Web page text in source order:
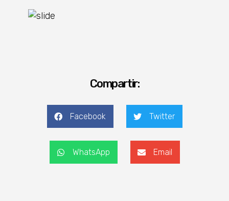
Compartir:
Facebook Twitter
WhatsApp Email